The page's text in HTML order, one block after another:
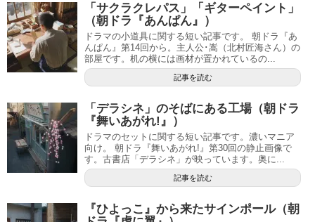
「サクラクレパス」「ギターペイント」
（朝ドラ『あんぱん』）
ドラマの小道具に関する短い記事です。 朝ドラ『あ
んぱん』第14回から。主人公･嵩（北村匠海さん）の
部屋です。机の横には画材が置かれているの...
記事を読む
「デラシネ」のそばにある工場（朝ドラ
『舞いあがれ!』）
ドラマのセットに関する短い記事です。濃いマニア
向け。 朝ドラ『舞いあがれ!』第30回の静止画像で
す。古書店「デラシネ」が映っています。奥に...
記事を読む
『ひよっこ』から来たサインポール（朝